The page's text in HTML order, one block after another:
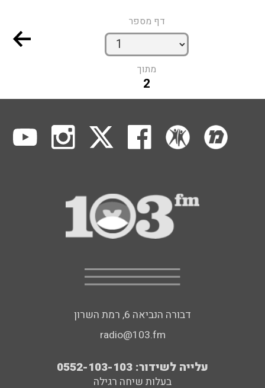
דף מספר
מתוך
2
דבורה הנביאה 6, רמת השרון
radio@103.fm
עלייה לשידור: 0552-103-103
בעלות שיחה רגילה